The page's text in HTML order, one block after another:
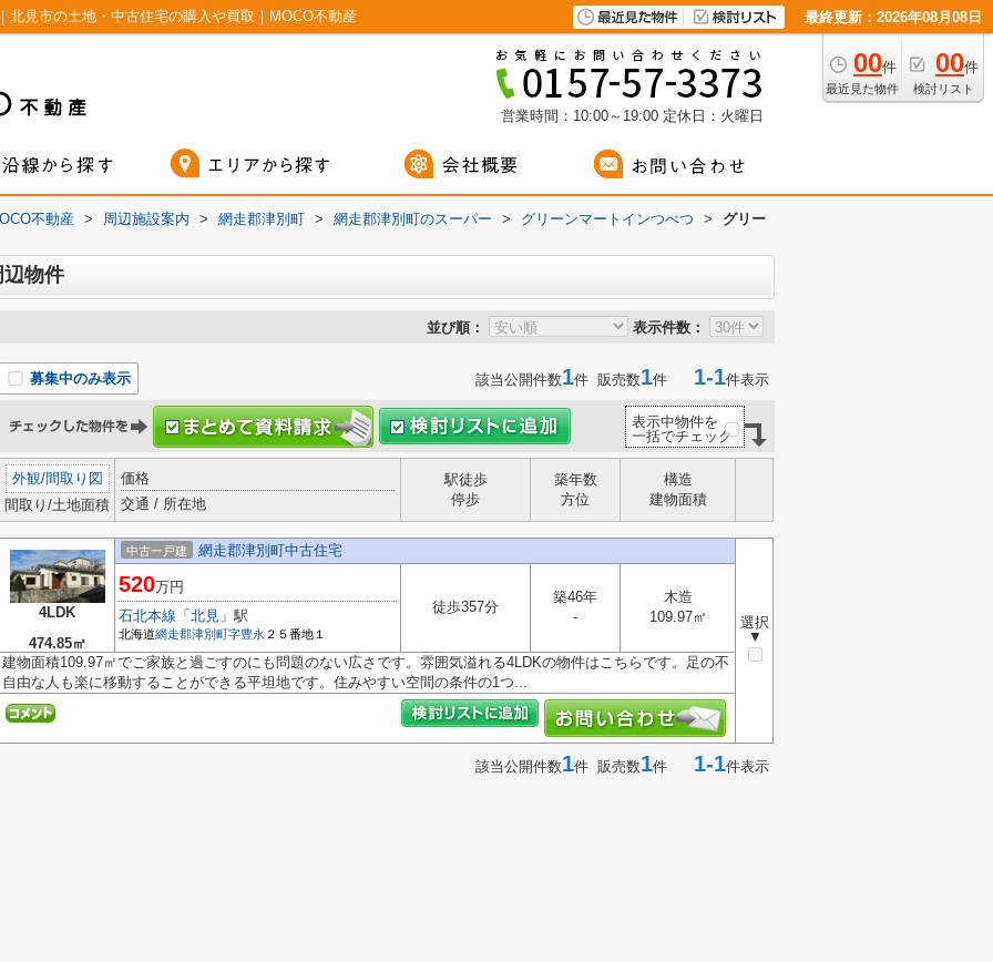
北見市の土地・中古住宅の購入や買取｜MOCO不動産 最終更新：2026年08月08日
00件
最近見た物件
00件
検討リスト
営業時間：10:00～19:00 定休日：火曜日
不動産 > 周辺施設案内 > 網走郡津別町 > 網走郡津別町のスーパー > グリーンマートインつべつ >
グリー
物件
並び順： 表示件数：
募集中のみ表示 該当公開件数1件 販売数1件 1-1件表示
表示中物件を
一括でチェック
外観/間取り図
間取り/土地面積
価格
交通 / 所在地
駅徒歩
停歩
築年数
方位
構造
建物面積
4LDK
474.85㎡
中古一戸建 網走郡津別町中古住宅
選択
▼
520万円
石北本線 「 北見 」駅
北海道網走郡津別町字豊永 ２５番地１
徒歩357分
築46年
-
木造
109.97㎡
建物面積109.97㎡でご家族と過ごすのにも問題のない広さです。雰囲気溢れる4LDKの物件はこちらです。足の不
自由な人も楽に移動することができる平坦地です。住みやすい空間の条件の1つ...
該当公開件数1件 販売数1件 1-1件表示